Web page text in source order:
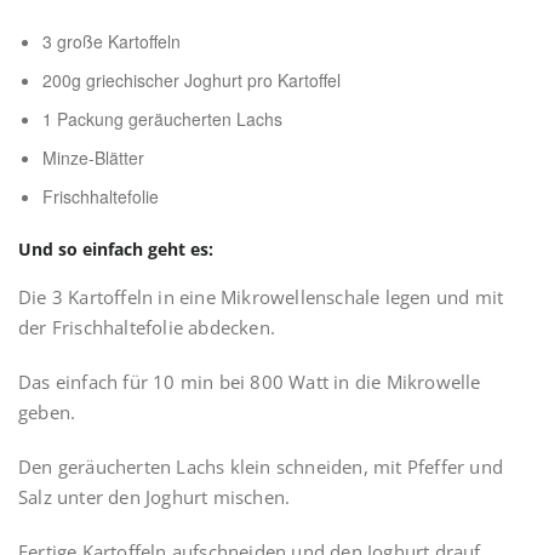
3 große Kartoffeln
200g griechischer Joghurt pro Kartoffel
1 Packung geräucherten Lachs
Minze-Blätter
Frischhaltefolie
Und so einfach geht es:
Die 3 Kartoffeln in eine Mikrowellenschale legen und mit
der Frischhaltefolie abdecken.
Das einfach für 10 min bei 800 Watt in die Mikrowelle
geben.
Den geräucherten Lachs klein schneiden, mit Pfeffer und
Salz unter den Joghurt mischen.